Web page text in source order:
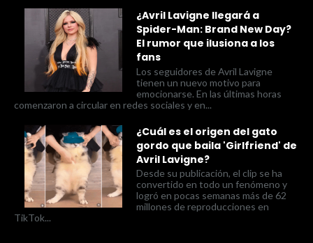
¿Avril Lavigne llegará a
Spider-Man: Brand New Day?
El rumor que ilusiona a los
fans
Los seguidores de Avril Lavigne
tienen un nuevo motivo para
emocionarse. En las últimas horas
comenzaron a circular en redes sociales y en...
¿Cuál es el origen del gato
gordo que baila 'Girlfriend' de
Avril Lavigne?
Desde su publicación, el clip se ha
convertido en todo un fenómeno y
logró en pocas semanas más de 62
millones de reproducciones en
TikTok...